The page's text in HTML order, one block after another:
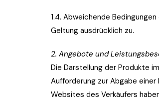
1.4. Abweichende
Geltung ausdrücklich zu.
2. Angebote und
Die Darstellung der Produkte
Aufforderung zur Abgabe
Websites des Verkäufers